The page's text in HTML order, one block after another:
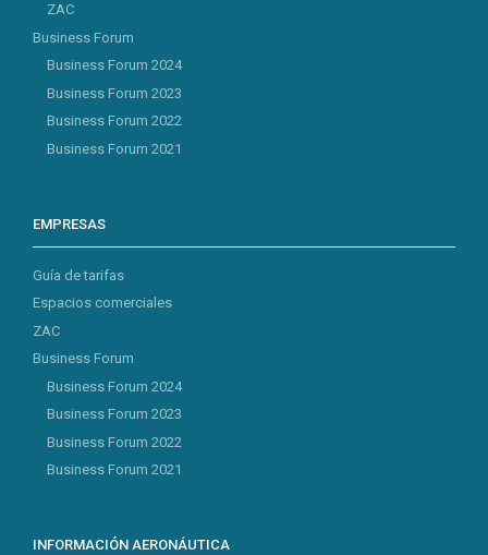
ZAC
Business Forum
Business Forum 2024
Business Forum 2023
Business Forum 2022
Business Forum 2021
EMPRESAS
Guía de tarifas
Espacios comerciales
ZAC
Business Forum
Business Forum 2024
Business Forum 2023
Business Forum 2022
Business Forum 2021
INFORMACIÓN AERONÁUTICA